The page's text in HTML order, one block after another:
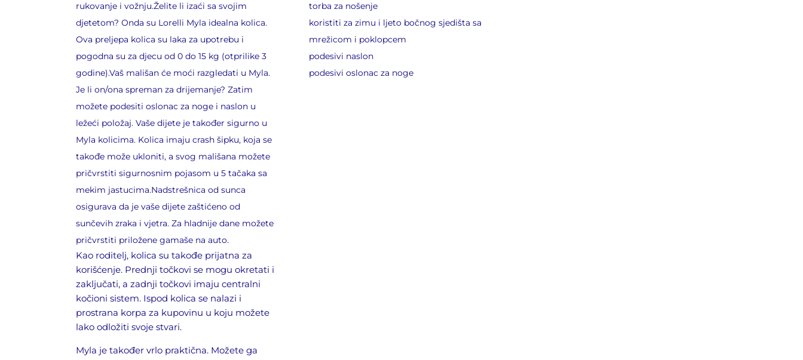
rukovanje i vožnju.Želite li izaći sa svojim
djetetom? Onda su Lorelli Myla idealna kolica.
Ova preljepa kolica su laka za upotrebu i
pogodna su za djecu od 0 do 15 kg (otprilike 3
godine).Vaš mališan će moći razgledati u Myla.
Je li on/ona spreman za drijemanje? Zatim
možete podesiti oslonac za noge i naslon u
ležeći položaj. Vaše dijete je također sigurno u
Myla kolicima. Kolica imaju crash šipku, koja se
takođe može ukloniti, a svog mališana možete
pričvrstiti sigurnosnim pojasom u 5 tačaka sa
mekim jastucima.Nadstrešnica od sunca
osigurava da je vaše dijete zaštićeno od
sunčevih zraka i vjetra. Za hladnije dane možete
pričvrstiti priložene gamaše na auto.
Kao roditelj, kolica su takođe prijatna za
korišćenje. Prednji točkovi se mogu okretati i
zaključati, a zadnji točkovi imaju centralni
kočioni sistem. Ispod kolica se nalazi i
prostrana korpa za kupovinu u koju možete
lako odložiti svoje stvari.
Myla je također vrlo praktična. Možete ga
torba za nošenje
koristiti za zimu i ljeto bočnog sjedišta sa
mrežicom i poklopcem
podesivi naslon
podesivi oslonac za noge